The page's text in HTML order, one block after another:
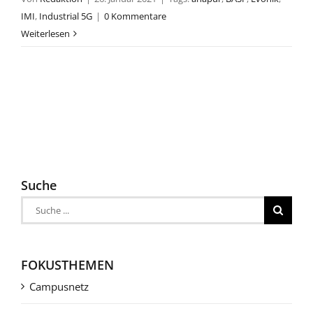
IMI, Industrial 5G | 0 Kommentare
Weiterlesen
Suche
Suche
nach:
FOKUSTHEMEN
Campusnetz